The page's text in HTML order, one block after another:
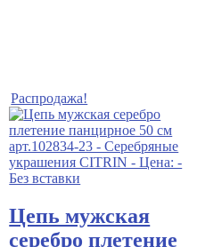
Распродажа!
Цепь мужская
серебро плетение